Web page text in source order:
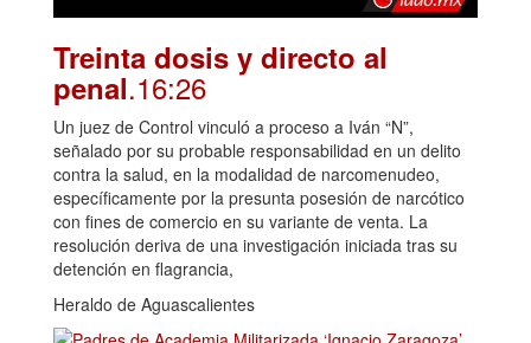
Treinta dosis y directo al
penal.16:26
Un juez de Control vinculó a proceso a Iván “N”,
señalado por su probable responsabilidad en un delito
contra la salud, en la modalidad de narcomenudeo,
específicamente por la presunta posesión de narcótico
con fines de comercio en su variante de venta. La
resolución deriva de una investigación iniciada tras su
detención en flagrancia,
Heraldo de Aguascalientes